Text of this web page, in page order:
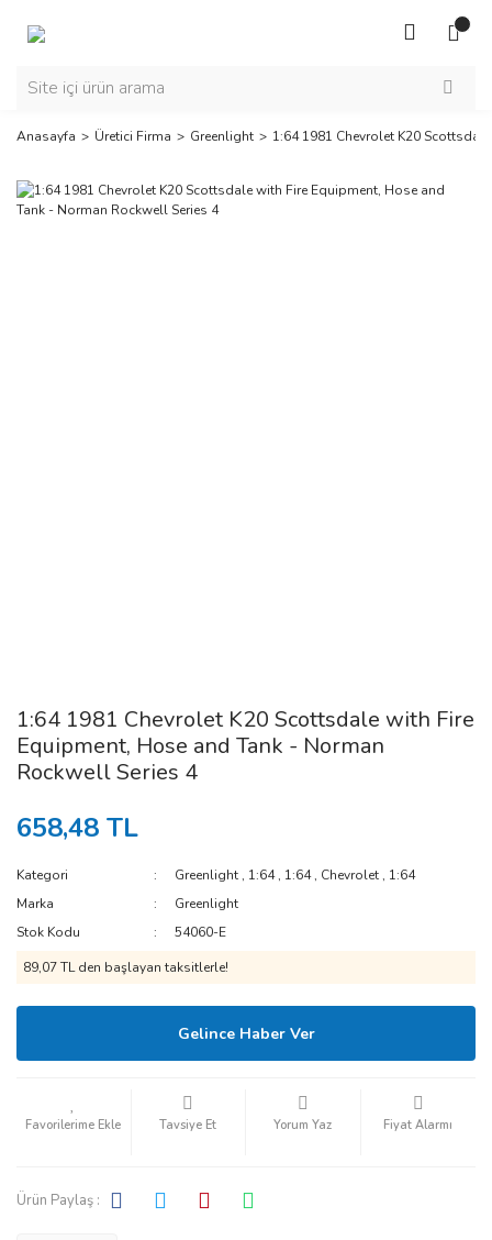
Anasayfa Üretici Firma Greenlight 1:64 1981 Chevrolet K20
1:64 1981 Chevrolet K20 Scottsdale with Fire
Equipment, Hose and Tank - Norman
Rockwell Series 4
658,48 TL
Kategori Greenlight , 1:64, 1:64, Chevrolet , 1:64
Marka
Greenlight
Stok Kodu
54060-E
89,07 TL den başlayan taksitlerle!
Gelince Haber Ver
Tavsiye Et Yorum Yaz Fiyat Alarmı
Ürün Paylaş :